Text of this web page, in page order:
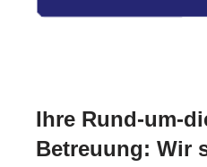
Ihre Rund-um-
Betreuung: Wir